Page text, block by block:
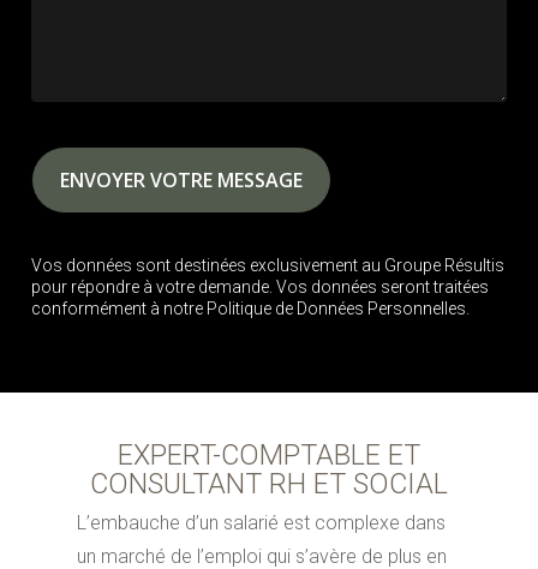
Vos données sont destinées exclusivement au Groupe Résultis
pour répondre à votre demande. Vos données seront traitées
conformément à notre Politique de Données Personnelles.
EXPERT-COMPTABLE ET
CONSULTANT RH ET SOCIAL
L’embauche d’un salarié est complexe dans
un marché de l’emploi qui s’avère de plus en